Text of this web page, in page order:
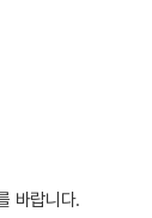
바랍니다.